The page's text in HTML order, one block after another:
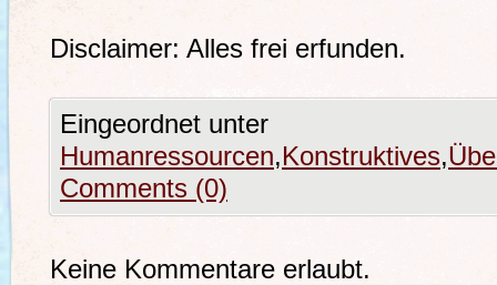
Disclaimer: Alles frei erfunden.
Eingeordnet unter
Humanressourcen,Konstruktives,
Comments (0)
Keine Kommentare erlaubt.